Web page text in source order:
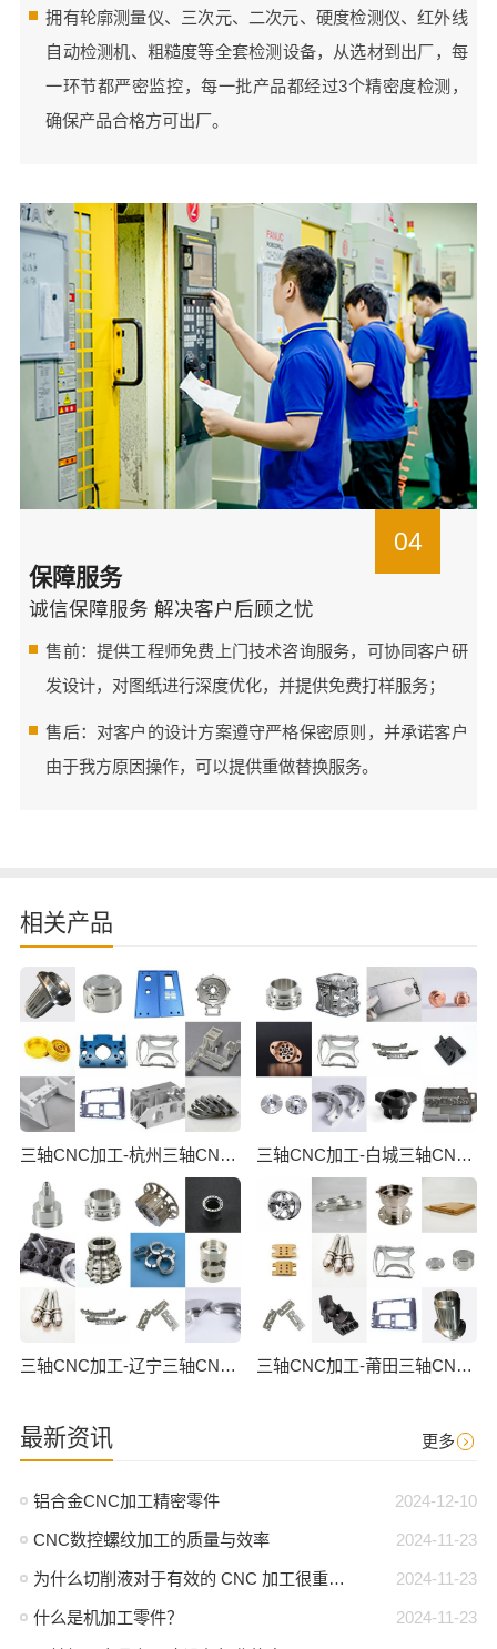
拥有轮廓测量仪、三次元、二次元、硬度检测仪、红外线
自动检测机、粗糙度等全套检测设备，从选材到出厂，每
一环节都严密监控，每一批产品都经过3个精密度检测，
确保产品合格方可出厂。
04
保障服务
诚信保障服务 解决客户后顾之忧
售前：提供工程师免费上门技术咨询服务，可协同客户研
发设计，对图纸进行深度优化，并提供免费打样服务；
售后：对客户的设计方案遵守严格保密原则，并承诺客户
由于我方原因操作，可以提供重做替换服务。
相关产品
三轴CNC加工-杭州三轴CNC数控加工 三轴CNC加工-白城三轴CNC数控加工
三轴CNC加工-辽宁三轴CNC数控加工 三轴CNC加工-莆田三轴CNC数控加工
最新资讯 更多
2024-12-10
铝合金CNC加工精密零件
2024-11-23
CNC数控螺纹加工的质量与效率
2024-11-23
为什么切削液对于有效的 CNC 加工很重要？
2024-11-23
什么是机加工零件？